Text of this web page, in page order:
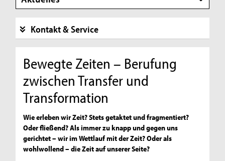
Kontakt & Service
Bewegte Zeiten – Berufung
zwischen Transfer und
Transformation
Wie erleben wir Zeit? Stets getaktet und fragmentiert?
Oder fließend? Als immer zu knapp und gegen uns
gerichtet – wir im Wettlauf mit der Zeit? Oder als
wohlwollend – die Zeit auf unserer Seite?